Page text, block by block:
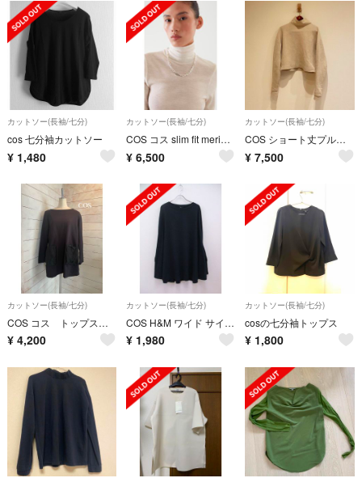
カットソー(長袖/七分)
cos 七分袖カットソー
¥ 1,480
カットソー(長袖/七分)
COS コス slim fit merino wool turtleneck
¥ 6,500
カットソー(長袖/七分)
COS ショート丈プルオーバー
¥ 7,500
カットソー(長袖/七分)
COS コス トップス ユナイテッドトウキョウ ZARA トゥモローランド
¥ 4,200
カットソー(長袖/七分)
COS H&M ワイド サイズM 袖リブ カットソー ネイビー レディース コス【中古】2-1127M☆
¥ 1,980
カットソー(長袖/七分)
cosの七分袖トップス
¥ 1,800